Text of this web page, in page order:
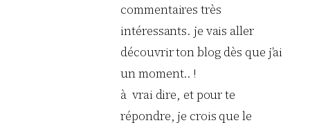
commentaires très
intéressants. je vais aller
découvrir ton blog dès que j’ai
un moment.. !
à vrai dire, et pour te
répondre, je crois que le